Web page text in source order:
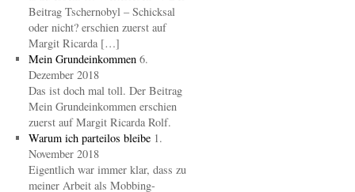
Beitrag Tschernobyl – Schicksal
oder nicht? erschien zuerst auf
Margit Ricarda […]
Mein Grundeinkommen 6.
Dezember 2018
Das ist doch mal toll. Der Beitrag
Mein Grundeinkommen erschien
zuerst auf Margit Ricarda Rolf.
Warum ich parteilos bleibe 1.
November 2018
Eigentlich war immer klar, dass zu
meiner Arbeit als Mobbing-